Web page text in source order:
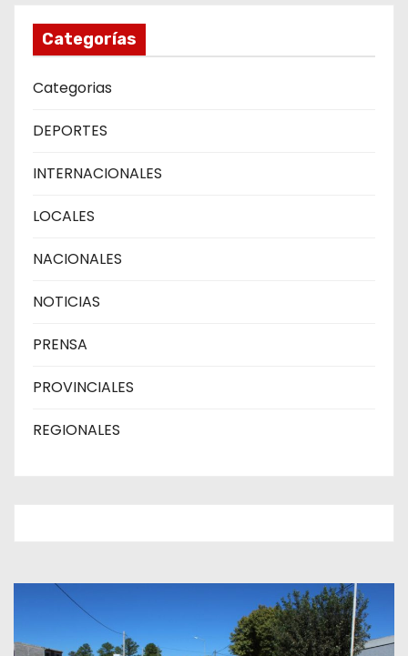
Categorías
Categorias
DEPORTES
INTERNACIONALES
LOCALES
NACIONALES
NOTICIAS
PRENSA
PROVINCIALES
REGIONALES